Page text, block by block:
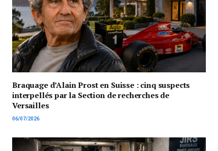
Braquage d’Alain Prost en Suisse : cinq suspects
interpellés par la Section de recherches de
Versailles
06/07/2026